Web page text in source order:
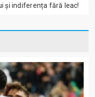
și indiferența fără leac!